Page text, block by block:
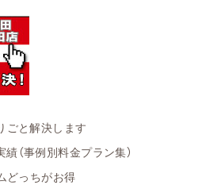
ごと解決します
績（事例別料金プラン集）
どっちがお得